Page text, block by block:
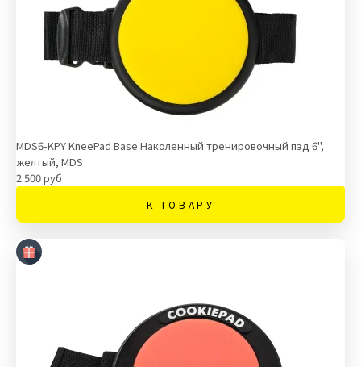
MDS6-KPY KneePad Base Наколенный тренировочный пэд 6",
желтый, MDS
2 500 руб
К ТОВАРУ